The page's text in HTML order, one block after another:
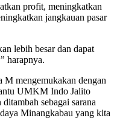
profit, meningkatkan
jangkauan pasar
lebih besar dan dapat
harapnya.
mengemukakan dengan
UMKM Indo Jalito
sebagai sarana
Minangkabau yang kita